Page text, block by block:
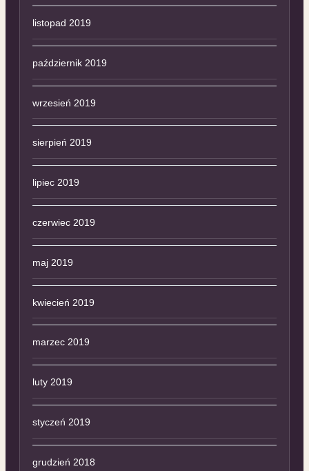
listopad 2019
październik 2019
wrzesień 2019
sierpień 2019
lipiec 2019
czerwiec 2019
maj 2019
kwiecień 2019
marzec 2019
luty 2019
styczeń 2019
grudzień 2018